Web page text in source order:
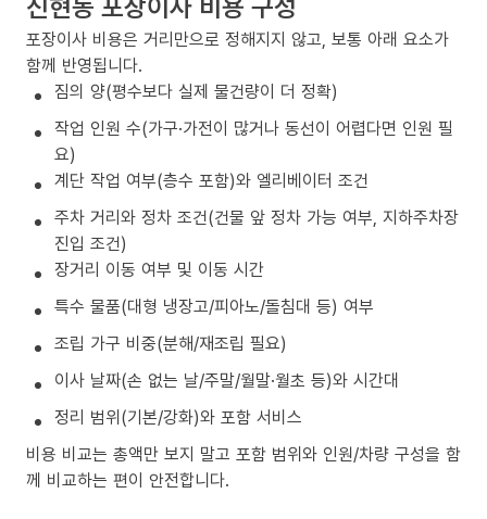
포장이사 비용은 거리만으로 정해지지 않고, 보통 아래 요소가
함께 반영됩니다.
짐의 양(평수보다 실제 물건량이 더 정확)
작업 인원 수(가구·가전이 많거나 동선이 어렵다면 인원 필
요)
계단 작업 여부(층수 포함)와 엘리베이터 조건
주차 거리와 정차 조건(건물 앞 정차 가능 여부, 지하주차장
진입 조건)
장거리 이동 여부 및 이동 시간
특수 물품(대형 냉장고/피아노/돌침대 등) 여부
조립 가구 비중(분해/재조립 필요)
이사 날짜(손 없는 날/주말/월말·월초 등)와 시간대
정리 범위(기본/강화)와 포함 서비스
비용 비교는 총액만 보지 말고 포함 범위와 인원/차량 구성을 함
께 비교하는 편이 안전합니다.